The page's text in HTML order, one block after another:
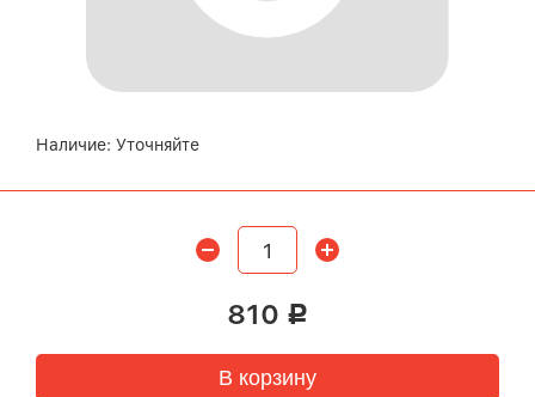
Наличие: Уточняйте
810 Р
В корзину